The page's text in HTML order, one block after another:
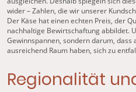
wider – Zahlen, die wir unserer
Der Käse hat einen echten Preis, der
nachhaltige Bewirtschaftung abbildet.
Gewinnspannen, sondern darum,
ausreichend Raum haben, sich zu
Regionalität